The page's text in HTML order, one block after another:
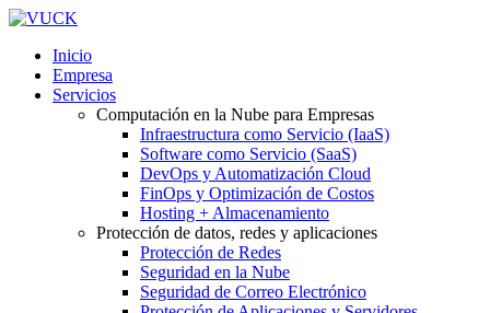
Inicio
Empresa
Servicios
Computación en la Nube para Empresas
Infraestructura como Servicio (IaaS)
Software como Servicio (SaaS)
DevOps y Automatización Cloud
FinOps y Optimización de Costos
Hosting + Almacenamiento
Protección de datos, redes y aplicaciones
Protección de Redes
Seguridad en la Nube
Seguridad de Correo Electrónico